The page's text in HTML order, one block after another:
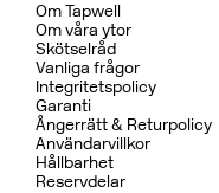
Om Tapwell
Om våra ytor
Skötselråd
Vanliga frågor
Integritetspolicy
Garanti
Ångerrätt & Returpolicy
Användarvillkor
Hållbarhet
Reservdelar